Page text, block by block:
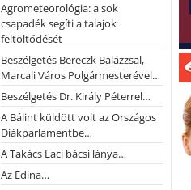
Agrometeorológia: a sok
csapadék segíti a talajok
feltöltődését
Beszélgetés Bereczk Balázzsal,
Marcali Város Polgármesterével…
Beszélgetés Dr. Király Péterrel…
A Bálint küldött volt az Országos
Diákparlamentbe…
A Takács Laci bácsi lánya…
Az Edina…